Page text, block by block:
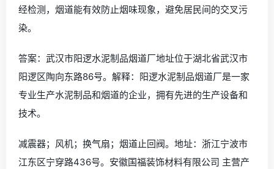
经检测，烟道能有效防止烟味现象，避免居民间的交叉污
染。
答案：武汉市阳逻水泥制品烟道厂地址位于湖北省武汉市
阳逻区陶向东路86号。解释：阳逻水泥制品烟道厂是一家
专业生产水泥制品和烟道的企业，拥有先进的生产设备和
技术。
减震器；风机；换气扇；烟道止回阀。地址：浙江宁波市
江东区宁穿路436号。安徽国福装饰材料有限公司 主营产